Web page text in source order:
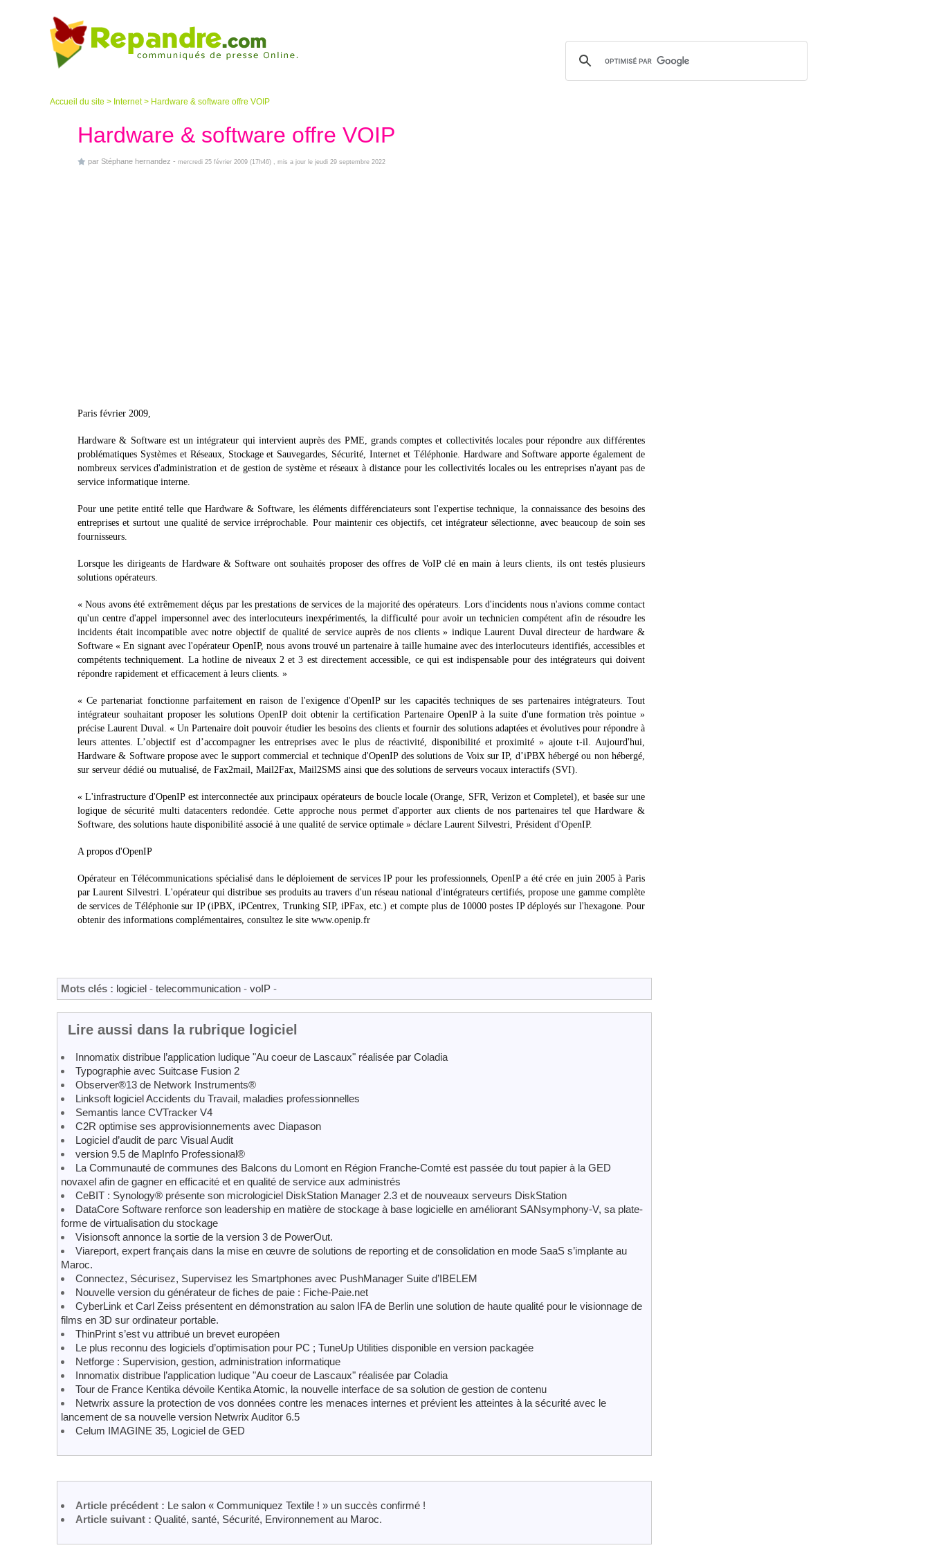
Accueil du site > Internet> Hardware & software offre VOIP
Hardware & software offre VOIP
par Stéphane hernandez - mercredi 25 février 2009 (17h46) , mis a jour le jeudi 29 septembre 2022
Paris février 2009,
Hardware & Software est un intégrateur qui intervient auprès des PME, grands comptes et collectivités locales pour répondre aux différentes
problématiques Systèmes et Réseaux, Stockage et Sauvegardes, Sécurité, Internet et Téléphonie. Hardware and Software apporte également de
nombreux services d'administration et de gestion de système et réseaux à distance pour les collectivités locales ou les entreprises n'ayant pas de
service informatique interne.
Pour une petite entité telle que Hardware & Software, les éléments différenciateurs sont l'expertise technique, la connaissance des besoins des
entreprises et surtout une qualité de service irréprochable. Pour maintenir ces objectifs, cet intégrateur sélectionne, avec beaucoup de soin ses
fournisseurs.
Lorsque les dirigeants de Hardware & Software ont souhaités proposer des offres de VoIP clé en main à leurs clients, ils ont testés plusieurs
solutions opérateurs.
« Nous avons été extrêmement déçus par les prestations de services de la majorité des opérateurs. Lors d'incidents nous n'avions comme contact
qu'un centre d'appel impersonnel avec des interlocuteurs inexpérimentés, la difficulté pour avoir un technicien compétent afin de résoudre les
incidents était incompatible avec notre objectif de qualité de service auprès de nos clients » indique Laurent Duval directeur de hardware &
Software « En signant avec l'opérateur OpenIP, nous avons trouvé un partenaire à taille humaine avec des interlocuteurs identifiés, accessibles et
compétents techniquement. La hotline de niveaux 2 et 3 est directement accessible, ce qui est indispensable pour des intégrateurs qui doivent
répondre rapidement et efficacement à leurs clients. »
« Ce partenariat fonctionne parfaitement en raison de l'exigence d'OpenIP sur les capacités techniques de ses partenaires intégrateurs. Tout
intégrateur souhaitant proposer les solutions OpenIP doit obtenir la certification Partenaire OpenIP à la suite d'une formation très pointue »
précise Laurent Duval. « Un Partenaire doit pouvoir étudier les besoins des clients et fournir des solutions adaptées et évolutives pour répondre à
leurs attentes. L’objectif est d’accompagner les entreprises avec le plus de réactivité, disponibilité et proximité » ajoute t-il. Aujourd'hui,
Hardware & Software propose avec le support commercial et technique d'OpenIP des solutions de Voix sur IP, d’iPBX hébergé ou non hébergé,
sur serveur dédié ou mutualisé, de Fax2mail, Mail2Fax, Mail2SMS ainsi que des solutions de serveurs vocaux interactifs (SVI).
« L'infrastructure d'OpenIP est interconnectée aux principaux opérateurs de boucle locale (Orange, SFR, Verizon et Completel), et basée sur une
logique de sécurité multi datacenters redondée. Cette approche nous permet d'apporter aux clients de nos partenaires tel que Hardware &
Software, des solutions haute disponibilité associé à une qualité de service optimale » déclare Laurent Silvestri, Président d'OpenIP.
A propos d'OpenIP
Opérateur en Télécommunications spécialisé dans le déploiement de services IP pour les professionnels, OpenIP a été crée en juin 2005 à Paris
par Laurent Silvestri. L'opérateur qui distribue ses produits au travers d'un réseau national d'intégrateurs certifiés, propose une gamme complète
de services de Téléphonie sur IP (iPBX, iPCentrex, Trunking SIP, iPFax, etc.) et compte plus de 10000 postes IP déployés sur l'hexagone. Pour
obtenir des informations complémentaires, consultez le site www.openip.fr
Mots clés : logiciel - telecommunication - voIP -
Lire aussi dans la rubrique logiciel
Innomatix distribue l’application ludique "Au coeur de Lascaux" réalisée par Coladia
Typographie avec Suitcase Fusion 2
Observer®13 de Network Instruments®
Linksoft logiciel Accidents du Travail, maladies professionnelles
Semantis lance CVTracker V4
C2R optimise ses approvisionnements avec Diapason
Logiciel d’audit de parc Visual Audit
version 9.5 de MapInfo Professional®
La Communauté de communes des Balcons du Lomont en Région Franche-Comté est passée du tout papier à la GED
novaxel afin de gagner en efficacité et en qualité de service aux administrés
CeBIT : Synology® présente son micrologiciel DiskStation Manager 2.3 et de nouveaux serveurs DiskStation
DataCore Software renforce son leadership en matière de stockage à base logicielle en améliorant SANsymphony-V, sa plate-
forme de virtualisation du stockage
Visionsoft annonce la sortie de la version 3 de PowerOut.
Viareport, expert français dans la mise en œuvre de solutions de reporting et de consolidation en mode SaaS s’implante au
Maroc.
Connectez, Sécurisez, Supervisez les Smartphones avec PushManager Suite d’IBELEM
Nouvelle version du générateur de fiches de paie : Fiche-Paie.net
CyberLink et Carl Zeiss présentent en démonstration au salon IFA de Berlin une solution de haute qualité pour le visionnage de
films en 3D sur ordinateur portable.
ThinPrint s’est vu attribué un brevet européen
Le plus reconnu des logiciels d’optimisation pour PC ; TuneUp Utilities disponible en version packagée
Netforge : Supervision, gestion, administration informatique
Innomatix distribue l’application ludique "Au coeur de Lascaux" réalisée par Coladia
Tour de France Kentika dévoile Kentika Atomic, la nouvelle interface de sa solution de gestion de contenu
Netwrix assure la protection de vos données contre les menaces internes et prévient les atteintes à la sécurité avec le
lancement de sa nouvelle version Netwrix Auditor 6.5
Celum IMAGINE 35, Logiciel de GED
Article précédent : Le salon « Communiquez Textile ! » un succès confirmé !
Article suivant : Qualité, santé, Sécurité, Environnement au Maroc.